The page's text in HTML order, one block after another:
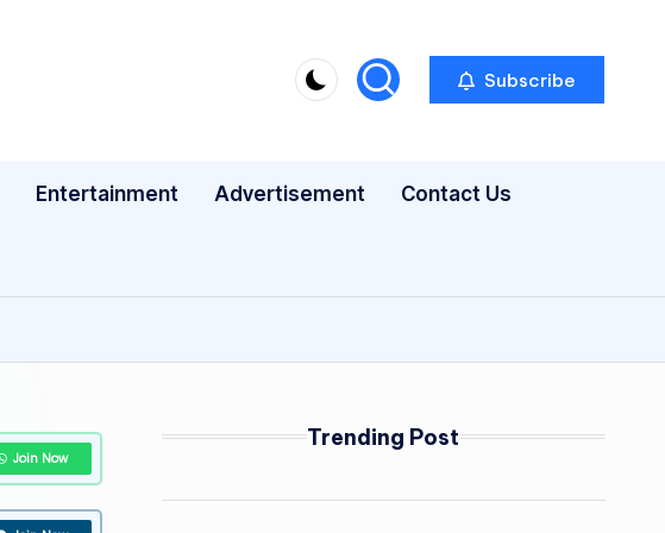
Subscribe
Entertainment Advertisement Contact Us
Join Now
Trending Post